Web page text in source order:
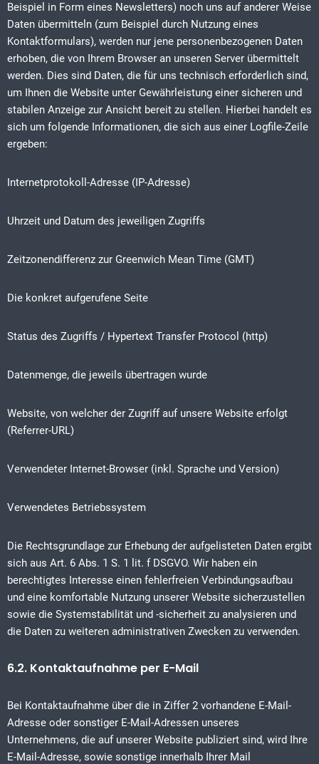
Beispiel in Form eines Newsletters) noch uns auf anderer Weise
Daten übermitteln (zum Beispiel durch Nutzung eines
Kontaktformulars), werden nur jene personenbezogenen Daten
erhoben, die von Ihrem Browser an unseren Server übermittelt
werden. Dies sind Daten, die für uns technisch erforderlich sind,
um Ihnen die Website unter Gewährleistung einer sicheren und
stabilen Anzeige zur Ansicht bereit zu stellen. Hierbei handelt es
sich um folgende Informationen, die sich aus einer Logfile-Zeile
ergeben:
Internetprotokoll-Adresse (IP-Adresse)
Uhrzeit und Datum des jeweiligen Zugriffs
Zeitzonendifferenz zur Greenwich Mean Time (GMT)
Die konkret aufgerufene Seite
Status des Zugriffs / Hypertext Transfer Protocol (http)
Datenmenge, die jeweils übertragen wurde
Website, von welcher der Zugriff auf unsere Website erfolgt
(Referrer-URL)
Verwendeter Internet-Browser (inkl. Sprache und Version)
Verwendetes Betriebssystem
Die Rechtsgrundlage zur Erhebung der aufgelisteten Daten ergibt
sich aus Art. 6 Abs. 1 S. 1 lit. f DSGVO. Wir haben ein
berechtigtes Interesse einen fehlerfreien Verbindungsaufbau
und eine komfortable Nutzung unserer Website sicherzustellen
sowie die Systemstabilität und -sicherheit zu analysieren und
die Daten zu weiteren administrativen Zwecken zu verwenden.
6.2. Kontaktaufnahme per E-Mail
Bei Kontaktaufnahme über die in Ziffer 2 vorhandene E-Mail-
Adresse oder sonstiger E-Mail-Adressen unseres
Unternehmens, die auf unserer Website publiziert sind, wird Ihre
E-Mail-Adresse, sowie sonstige innerhalb Ihrer Mail